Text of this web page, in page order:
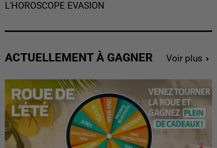
L'HOROSCOPE EVASION
ACTUELLEMENT À GAGNER Voir plus